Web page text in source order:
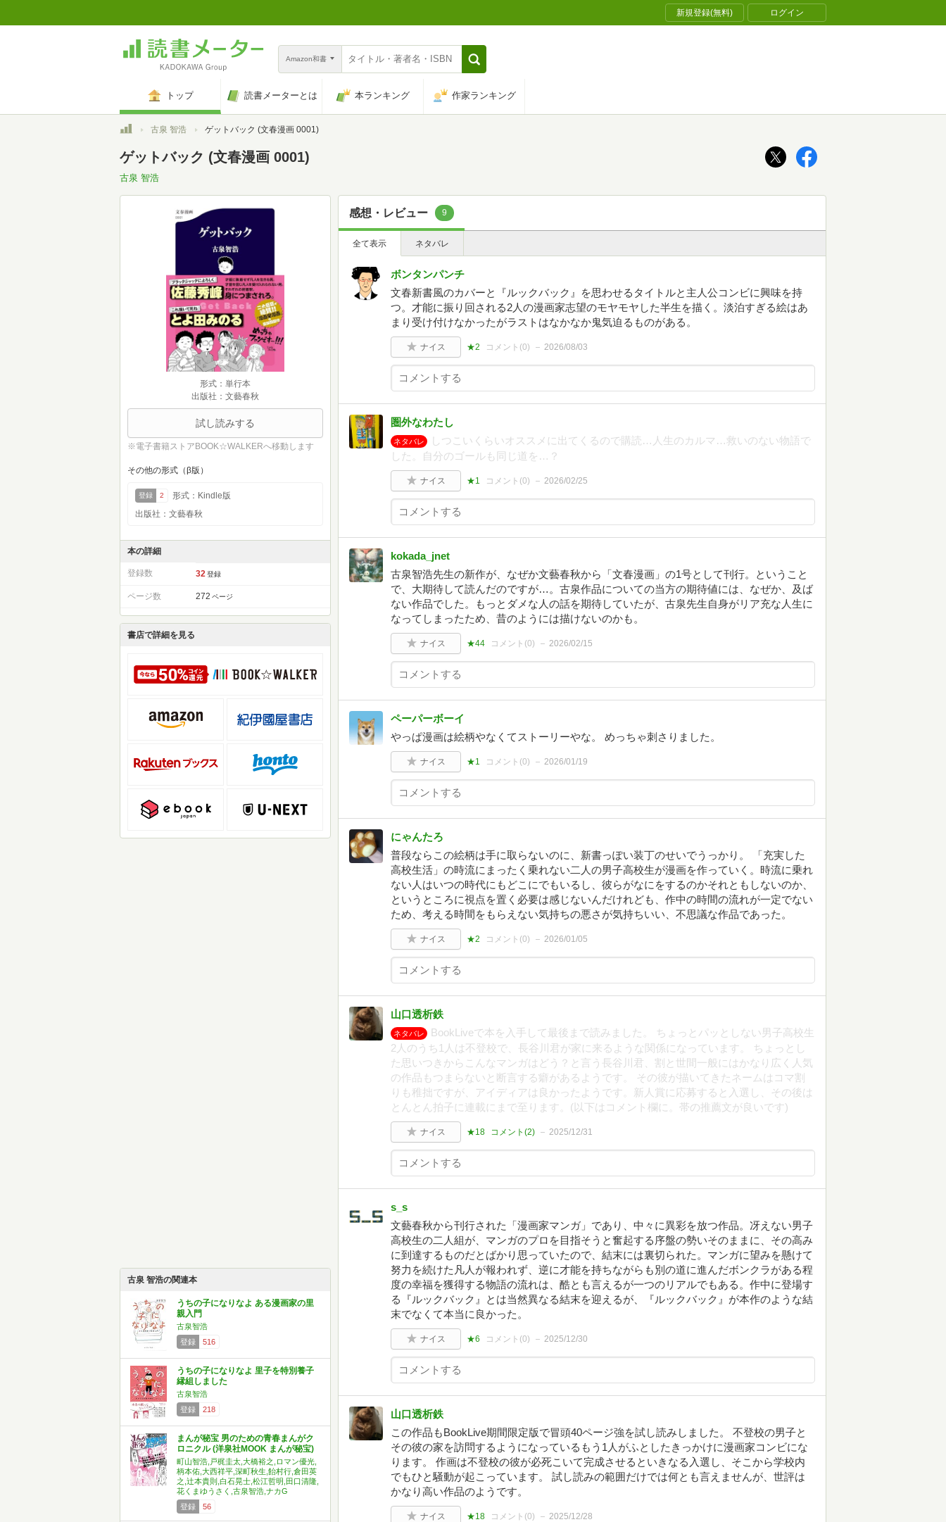
新規登録(無料) ログイン
Amazon和書
トップ 読書メーターとは 本ランキング 作家ランキング
トップ古泉 智浩 ゲットバック (文春漫画 0001)
ゲットバック (文春漫画 0001)
古泉 智浩
形式：単行本
出版社：文藝春秋
試し読みする
※電子書籍ストアBOOK☆WALKERへ移動します
その他の形式（β版）
登録 2
形式：Kindle版
出版社：文藝春秋
本の詳細
登録数 32 登録
ページ数 272 ページ
書店で詳細を見る
古泉 智浩の関連本
うちの子になりなよ ある漫画家の里
親入門
古泉智浩
登録
516
うちの子になりなよ 里子を特別養子
縁組しました
古泉智浩
登録
218
まんが秘宝 男のための青春まんがク
ロニクル (洋泉社MOOK まんが秘宝)
町山智浩,戸梶圭太,大橋裕之,ロマン優光,
柄本佑,大西祥平,深町秋生,飴村行,倉田英
之,辻本貴則,白石晃士,松江哲明,田口清隆,
花くまゆうさく,古泉智浩,ナカG
登録
56
感想・レビュー 9
全て表示 ネタバレ
ボンタンパンチ
文春新書風のカバーと『ルックバック』を思わせるタイトルと主人公コンビに興味を持
つ。才能に振り回される2人の漫画家志望のモヤモヤした半生を描く。淡泊すぎる絵はあ
まり受け付けなかったがラストはなかなか鬼気迫るものがある。
ナイス ★2 コメント(0) 2026/08/03
圏外なわたし
ネタバレ
しつこいくらいオススメに出てくるので購読…人生のカルマ…救いのない物語で
した。自分のゴールも同じ道を…？
ナイス ★1 コメント(0) 2026/02/25
kokada_jnet
古泉智浩先生の新作が、なぜか文藝春秋から「文春漫画」の1号として刊行。ということ
で、大期待して読んだのですが…。古泉作品についての当方の期待値には、なぜか、及ば
ない作品でした。もっとダメな人の話を期待していたが、古泉先生自身がリア充な人生に
なってしまったため、昔のようには描けないのかも。
ナイス ★44 コメント(0) 2026/02/15
ペーパーボーイ
やっぱ漫画は絵柄やなくてストーリーやな。 めっちゃ刺さりました。
ナイス ★1 コメント(0) 2026/01/19
にゃんたろ
普段ならこの絵柄は手に取らないのに、新書っぽい装丁のせいでうっかり。 「充実した
高校生活」の時流にまったく乗れない二人の男子高校生が漫画を作っていく。時流に乗れ
ない人はいつの時代にもどこにでもいるし、彼らがなにをするのかそれともしないのか、
というところに視点を置く必要は感じないんだけれども、作中の時間の流れが一定でない
ため、考える時間をもらえない気持ちの悪さが気持ちいい、不思議な作品であった。
ナイス ★2 コメント(0) 2026/01/05
山口透析鉄
ネタバレ
BookLiveで本を入手して最後まで読みました。 ちょっとパッとしない男子高校生
2人のうち1人は不登校で、長谷川君が家に来るような関係になっています。 ちょっとし
た思いつきからこんなマンガはどう？と言う長谷川君、割と世間一般にはかなり広く人気
の作品もつまらないと断言する癖があるようです。 その彼が描いてきたネームはコマ割
りも稚拙ですが、アイディアは良かったようです。新人賞に応募すると入選し、その後は
とんとん拍子に連載にまで至ります。(以下はコメント欄に。帯の推薦文が良いです)
ナイス ★18 コメント(2) 2025/12/31
s_s
文藝春秋から刊行された「漫画家マンガ」であり、中々に異彩を放つ作品。冴えない男子
高校生の二人組が、マンガのプロを目指そうと奮起する序盤の勢いそのままに、その高み
に到達するものだとばかり思っていたので、結末には裏切られた。マンガに望みを懸けて
努力を続けた凡人が報われず、逆に才能を持ちながらも別の道に進んだボンクラがある程
度の幸福を獲得する物語の流れは、酷とも言えるが一つのリアルでもある。作中に登場す
る『ルックバック』とは当然異なる結末を迎えるが、『ルックバック』が本作のような結
末でなくて本当に良かった。
ナイス ★6 コメント(0) 2025/12/30
山口透析鉄
この作品もBookLive期間限定版で冒頭40ページ強を試し読みしました。 不登校の男子と
その彼の家を訪問するようになっているもう1人がふとしたきっかけに漫画家コンビにな
ります。 作画は不登校の彼が必死こいて完成させるといきなる入選し、そこから学校内
でもひと騒動が起こっています。 試し読みの範囲だけでは何とも言えませんが、世評は
かなり高い作品のようです。
ナイス ★18 コメント(0) 2025/12/28